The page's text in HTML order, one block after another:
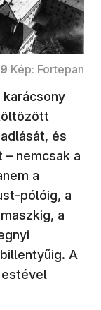
Kép: Fortepan
és
– nemcsak a
a
pólóig, a
a
A